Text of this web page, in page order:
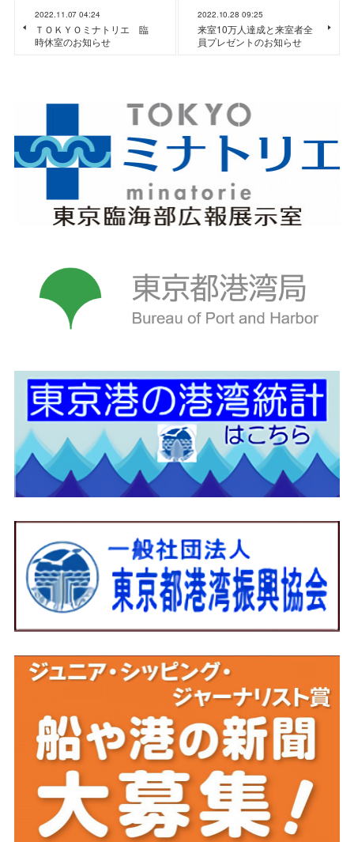
2022.11.07 04:24
ＴＯＫＹＯミナトリエ 臨
時休室のお知らせ
2022.10.28 09:25
来室10万人達成と来室者全
員プレゼントのお知らせ